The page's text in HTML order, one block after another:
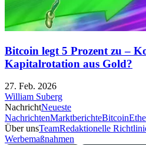
Bitcoin legt 5 Prozent zu –
Kapitalrotation aus Gold?
27. Feb. 2026
William Suberg
NachrichtNeueste
NachrichtenMarktberichteBitcoin
Über unsTeamRedaktionelle
Werbemaßnahmen